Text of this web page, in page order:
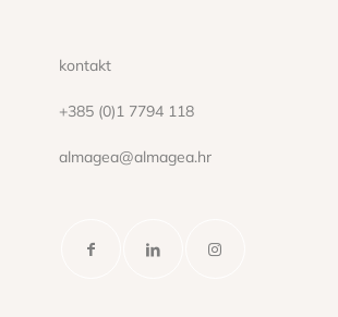
kontakt
+385 (0)1 7794 118
almagea@almagea.hr